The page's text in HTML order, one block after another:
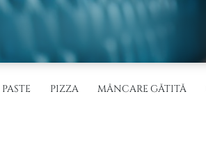
PASTE PIZZA MÂNCARE GĂTITĂ